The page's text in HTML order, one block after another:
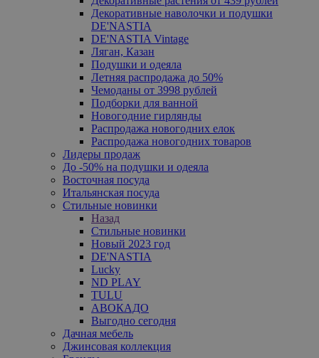
Декоративные наволочки и подушки
DE'NASTIA
DE'NASTIA Vintage
Ляган, Казан
Подушки и одеяла
Летняя распродажа до 50%
Чемоданы от 3998 рублей
Подборки для ванной
Новогодние гирлянды
Распродажа новогодних елок
Распродажа новогодних товаров
Лидеры продаж
До -50% на подушки и одеяла
Восточная посуда
Итальянская посуда
Стильные новинки
Назад
Стильные новинки
Новый 2023 год
DE'NASTIA
Lucky
ND PLAY
TULU
АВОКАДО
Выгодно сегодня
Дачная мебель
Джинсовая коллекция